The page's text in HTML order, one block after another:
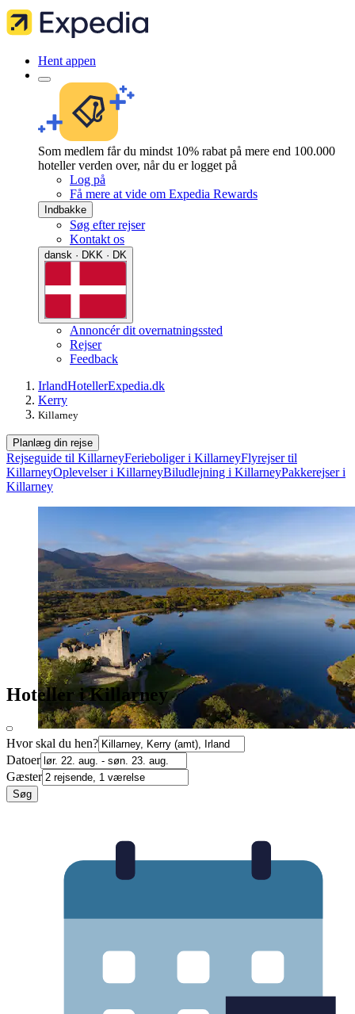
Hent appen
Som medlem får du mindst 10% rabat på mere end 100.000
hoteller verden over, når du er logget på
Log på
Få mere at vide om Expedia Rewards
Indbakke
Søg efter rejser
Kontakt os
dansk · DKK · DK
Annoncér dit overnatningssted
Rejser
Feedback
IrlandHotellerExpedia.dk
Kerry
Killarney
Planlæg din rejse
Rejseguide til KillarneyFerieboliger i KillarneyFlyrejser til
KillarneyOplevelser i KillarneyBiludlejning i KillarneyPakkerejser i
Killarney
Hoteller i Killarney
Hvor skal du hen?
Datoer
Gæster
Søg